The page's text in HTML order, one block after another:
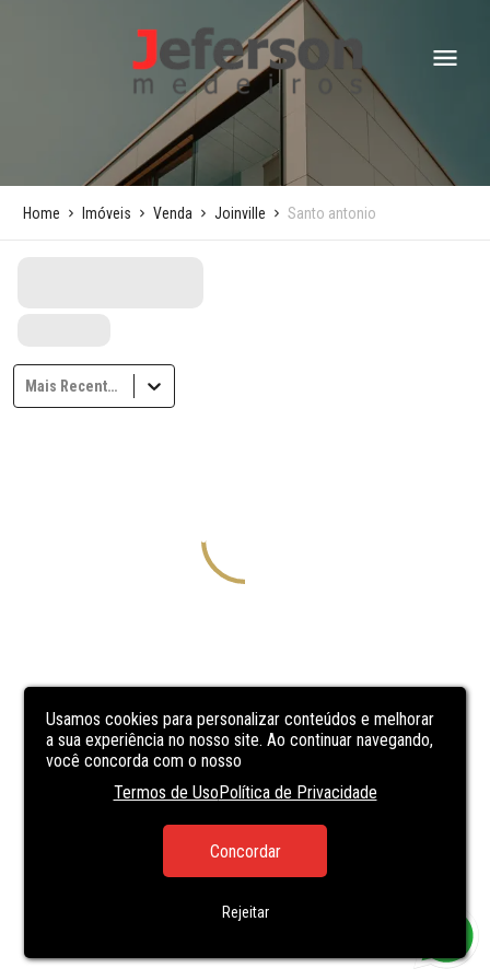
Usamos cookies para personalizar conteúdos e melhorar
a sua experiência no nosso site. Ao continuar navegando,
você concorda com o nosso
Termos de UsoPolítica de Privacidade
Concordar
Rejeitar
Home Imóveis Venda Joinville Santo antonio
Mais Recentes